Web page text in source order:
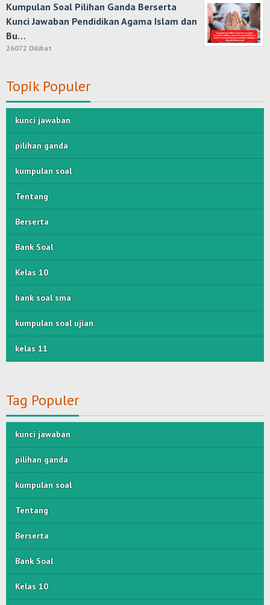
Kumpulan Soal Pilihan Ganda Berserta
Kunci Jawaban Pendidikan Agama Islam dan
Bu…
26072 Dilihat
Topik Populer
kunci jawaban
pilihan ganda
kumpulan soal
Tentang
Berserta
Bank Soal
Kelas 10
bank soal sma
kumpulan soal ujian
kelas 11
Tag Populer
kunci jawaban
pilihan ganda
kumpulan soal
Tentang
Berserta
Bank Soal
Kelas 10